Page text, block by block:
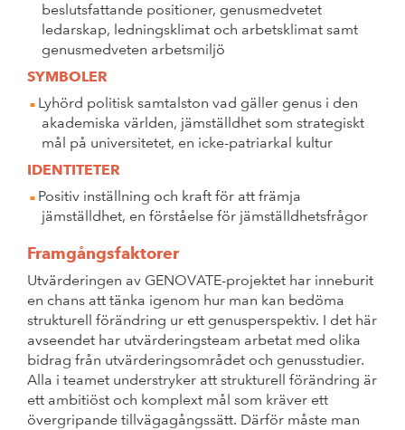
beslutsfattande positioner, genusmedvetet
ledarskap, ledningsklimat och arbetsklimat samt
genusmedveten arbetsmiljö
SYMBOLER
Lyhörd politisk samtalston vad gäller genus i den
akademiska världen, jämställdhet som strategiskt
mål på universitetet, en icke-patriarkal kultur
IDENTITETER
Positiv inställning och kraft för att främja
jämställdhet, en förståelse för jämställdhetsfrågor
Framgångsfaktorer
Utvärderingen av GENOVATE-projektet har inneburit
en chans att tänka igenom hur man kan bedöma
strukturell förändring ur ett genusperspektiv. I det här
avseendet har utvärderingsteam arbetat med olika
bidrag från utvärderingsområdet och genusstudier.
Alla i teamet understryker att strukturell förändring är
ett ambitiöst och komplext mål som kräver ett
övergripande tillvägagångssätt. Därför måste man